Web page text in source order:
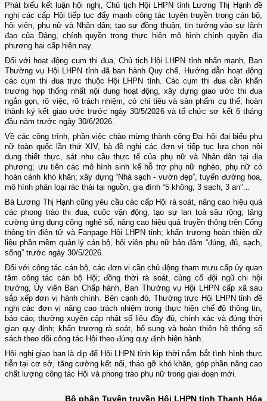
Phát biểu kết luận hội nghị, Chủ tịch Hội LHPN tỉnh Lương Thị Hạnh đề
nghị các cấp Hội tiếp tục đẩy mạnh công tác tuyên truyền trong cán bộ,
hội viên, phụ nữ và Nhân dân; tạo sự đồng thuận, tin tưởng vào sự lãnh
đạo của Đảng, chính quyền trong thực hiện mô hình chính quyền địa
phương hai cấp hiện nay.
Đối với hoạt động cụm thi đua, Chủ tịch Hội LHPN tỉnh nhấn mạnh, Ban
Thường vụ Hội LHPN tỉnh đã ban hành Quy chế, Hướng dẫn hoạt động
các cụm thi đua trực thuộc Hội LHPN tỉnh. Các cụm thi đua cần khẩn
trương họp thống nhất nội dung hoạt động, xây dựng giao ước thi đua
ngắn gọn, rõ việc, rõ trách nhiệm, có chỉ tiêu và sản phẩm cụ thể; hoàn
thành ký kết giao ước trước ngày 30/5/2026 và tổ chức sơ kết 6 tháng
đầu năm trước ngày 30/6/2026.
Về các công trình, phần việc chào mừng thành công Đại hội đại biểu phụ
nữ toàn quốc lần thứ XIV, bà đề nghị các đơn vị tiếp tục lựa chọn nội
dung thiết thực, sát nhu cầu thực tế của phụ nữ và Nhân dân tại địa
phương; ưu tiên các mô hình sinh kế hỗ trợ phụ nữ nghèo, phụ nữ có
hoàn cảnh khó khăn; xây dựng “Nhà sạch - vườn đẹp”, tuyến đường hoa,
mô hình phân loại rác thải tại nguồn, gia đình “5 không, 3 sạch, 3 an”…
Bà Lương Thị Hạnh cũng yêu cầu các cấp Hội rà soát, nâng cao hiệu quả
các phong trào thi đua, cuộc vận động, tạo sự lan toả sâu rộng; tăng
cường ứng dụng công nghệ số, nâng cao hiệu quả truyền thông trên Cổng
thông tin điện tử và Fanpage Hội LHPN tỉnh; khẩn trương hoàn thiện dữ
liệu phần mềm quản lý cán bộ, hội viên phụ nữ bảo đảm “đúng, đủ, sạch,
sống” trước ngày 30/5/2026.
Đối với công tác cán bộ, các đơn vị cần chủ động tham mưu cấp ủy quan
tâm công tác cán bộ Hội; đồng thời rà soát, củng cố đội ngũ chi hội
trưởng, Ủy viên Ban Chấp hành, Ban Thường vụ Hội LHPN cấp xã sau
sắp xếp đơn vị hành chính. Bên cạnh đó, Thường trực Hội LHPN tỉnh đề
nghị các đơn vị nâng cao trách nhiệm trong thực hiện chế độ thông tin,
báo cáo; thường xuyên cập nhật số liệu đầy đủ, chính xác và đúng thời
gian quy định; khẩn trương rà soát, bổ sung và hoàn thiện hệ thống sổ
sách theo dõi công tác Hội theo đúng quy định hiện hành.
Hội nghị giao ban là dịp để Hội LHPN tỉnh kịp thời nắm bắt tình hình thực
tiễn tại cơ sở, tăng cường kết nối, tháo gỡ khó khăn, góp phần nâng cao
chất lượng công tác Hội và phong trào phụ nữ trong giai đoạn mới.
Bộ phận Tuyên truyền Hội LHPN tỉnh Thanh Hóa